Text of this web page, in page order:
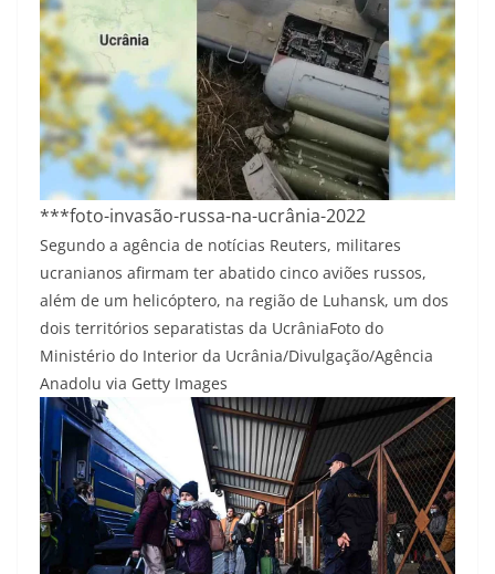
***foto-invasão-russa-na-ucrânia-2022
Segundo a agência de notícias Reuters, militares
ucranianos afirmam ter abatido cinco aviões russos,
além de um helicóptero, na região de Luhansk, um dos
dois territórios separatistas da UcrâniaFoto do
Ministério do Interior da Ucrânia/Divulgação/Agência
Anadolu via Getty Images